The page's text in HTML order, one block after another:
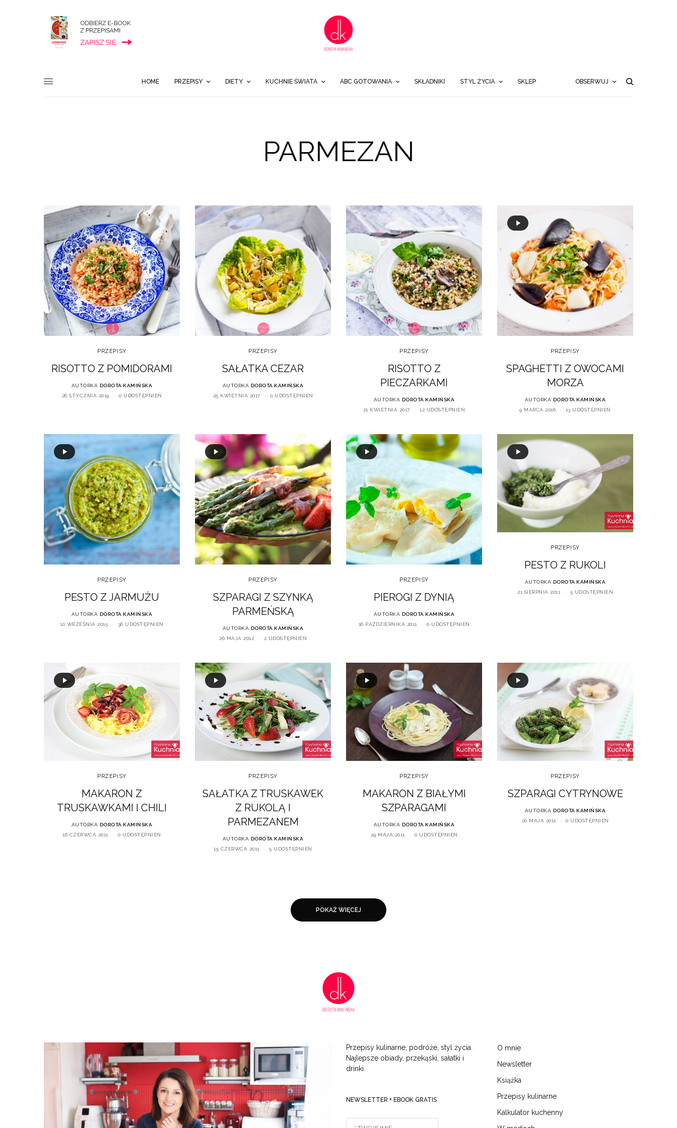
HOME PRZEPISY DIETY KUCHNIE ŚWIATA ABC GOTOWANIA SKŁADNIKI STYL ŻYCIA SKLEP OBSERWUJ
PARMEZAN
PRZEPISY
RISOTTO Z POMIDORAMI
AUTORKA DOROTA KAMIŃSKA
26 STYCZNIA 2019
0 UDOSTĘPNIEŃ
PRZEPISY
SAŁATKA CEZAR
AUTORKA DOROTA KAMIŃSKA
25 KWIETNIA 2017
0 UDOSTĘPNIEŃ
PRZEPISY
RISOTTO Z
PIECZARKAMI
AUTORKA DOROTA KAMIŃSKA
21 KWIETNIA 2017
12 UDOSTĘPNIEŃ
PRZEPISY
SPAGHETTI Z OWOCAMI
MORZA
AUTORKA DOROTA KAMIŃSKA
9 MARCA 2016
13 UDOSTĘPNIEŃ
PRZEPISY
PESTO Z JARMUŻU
AUTORKA DOROTA KAMIŃSKA
10 WRZEŚNIA 2015
36 UDOSTĘPNIEŃ
PRZEPISY
SZPARAGI Z SZYNKĄ
PARMEŃSKĄ
AUTORKA DOROTA KAMIŃSKA
26 MAJA 2012
2 UDOSTĘPNIEŃ
PRZEPISY
PIEROGI Z DYNIĄ
AUTORKA DOROTA KAMIŃSKA
16 PAŹDZIERNIKA 2011
0 UDOSTĘPNIEŃ
PRZEPISY
PESTO Z RUKOLI
AUTORKA DOROTA KAMIŃSKA
21 SIERPNIA 2011
5 UDOSTĘPNIEŃ
PRZEPISY
MAKARON Z
TRUSKAWKAMI I CHILI
AUTORKA DOROTA KAMIŃSKA
16 CZERWCA 2011
0 UDOSTĘPNIEŃ
PRZEPISY
SAŁATKA Z TRUSKAWEK
Z RUKOLĄ I
PARMEZANEM
AUTORKA DOROTA KAMIŃSKA
15 CZERWCA 2011
5 UDOSTĘPNIEŃ
PRZEPISY
MAKARON Z BIAŁYMI
SZPARAGAMI
AUTORKA DOROTA KAMIŃSKA
29 MAJA 2011
0 UDOSTĘPNIEŃ
PRZEPISY
SZPARAGI CYTRYNOWE
AUTORKA DOROTA KAMIŃSKA
20 MAJA 2011
0 UDOSTĘPNIEŃ
POKAŻ WIĘCEJ
Przepisy kulinarne, podróże, styl życia.
Najlepsze obiady, przekąski, sałatki i
drinki.
NEWSLETTER + EBOOK GRATIS
O mnie
Newsletter
Książka
Przepisy kulinarne
Kalkulator kuchenny